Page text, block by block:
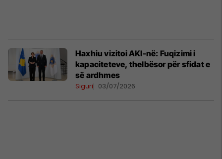
​Haxhiu vizitoi AKI-në: Fuqizimi i
kapaciteteve, thelbësor për sfidat e
së ardhmes
Siguri 03/07/2026